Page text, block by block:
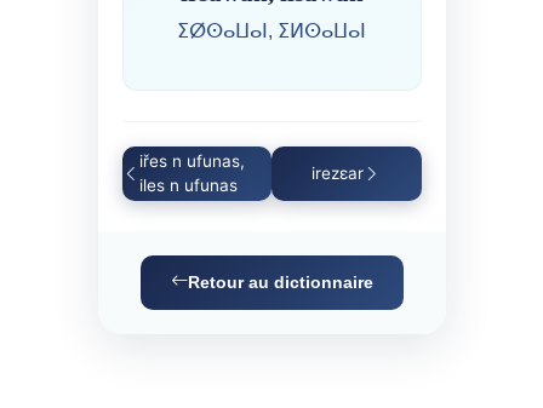
ⵉⵁⵙⴰⵡⴰⵏ, ⵉⵍⵙⴰⵡⴰⵏ
iřes n ufunas,
iles n ufunas
irezɛar
Retour au dictionnaire